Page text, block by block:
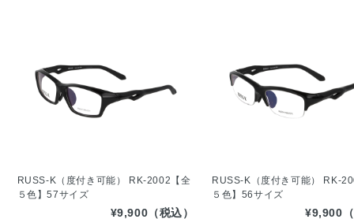
RUSS-K（度付き可能） RK-2002【全
５色】57サイズ
¥9,900（税込）
RUSS-K（度付き可能） RK-
５色】56サイズ
¥9,900